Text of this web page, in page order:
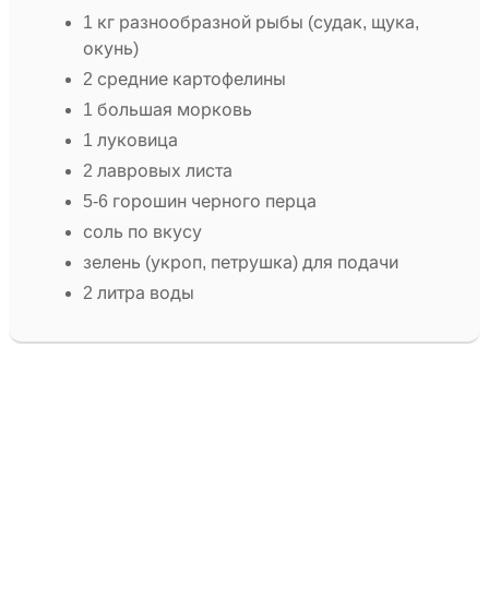
1 кг разнообразной рыбы (судак, щука,
окунь)
2 средние картофелины
1 большая морковь
1 луковица
2 лавровых листа
5-6 горошин черного перца
соль по вкусу
зелень (укроп, петрушка) для подачи
2 литра воды